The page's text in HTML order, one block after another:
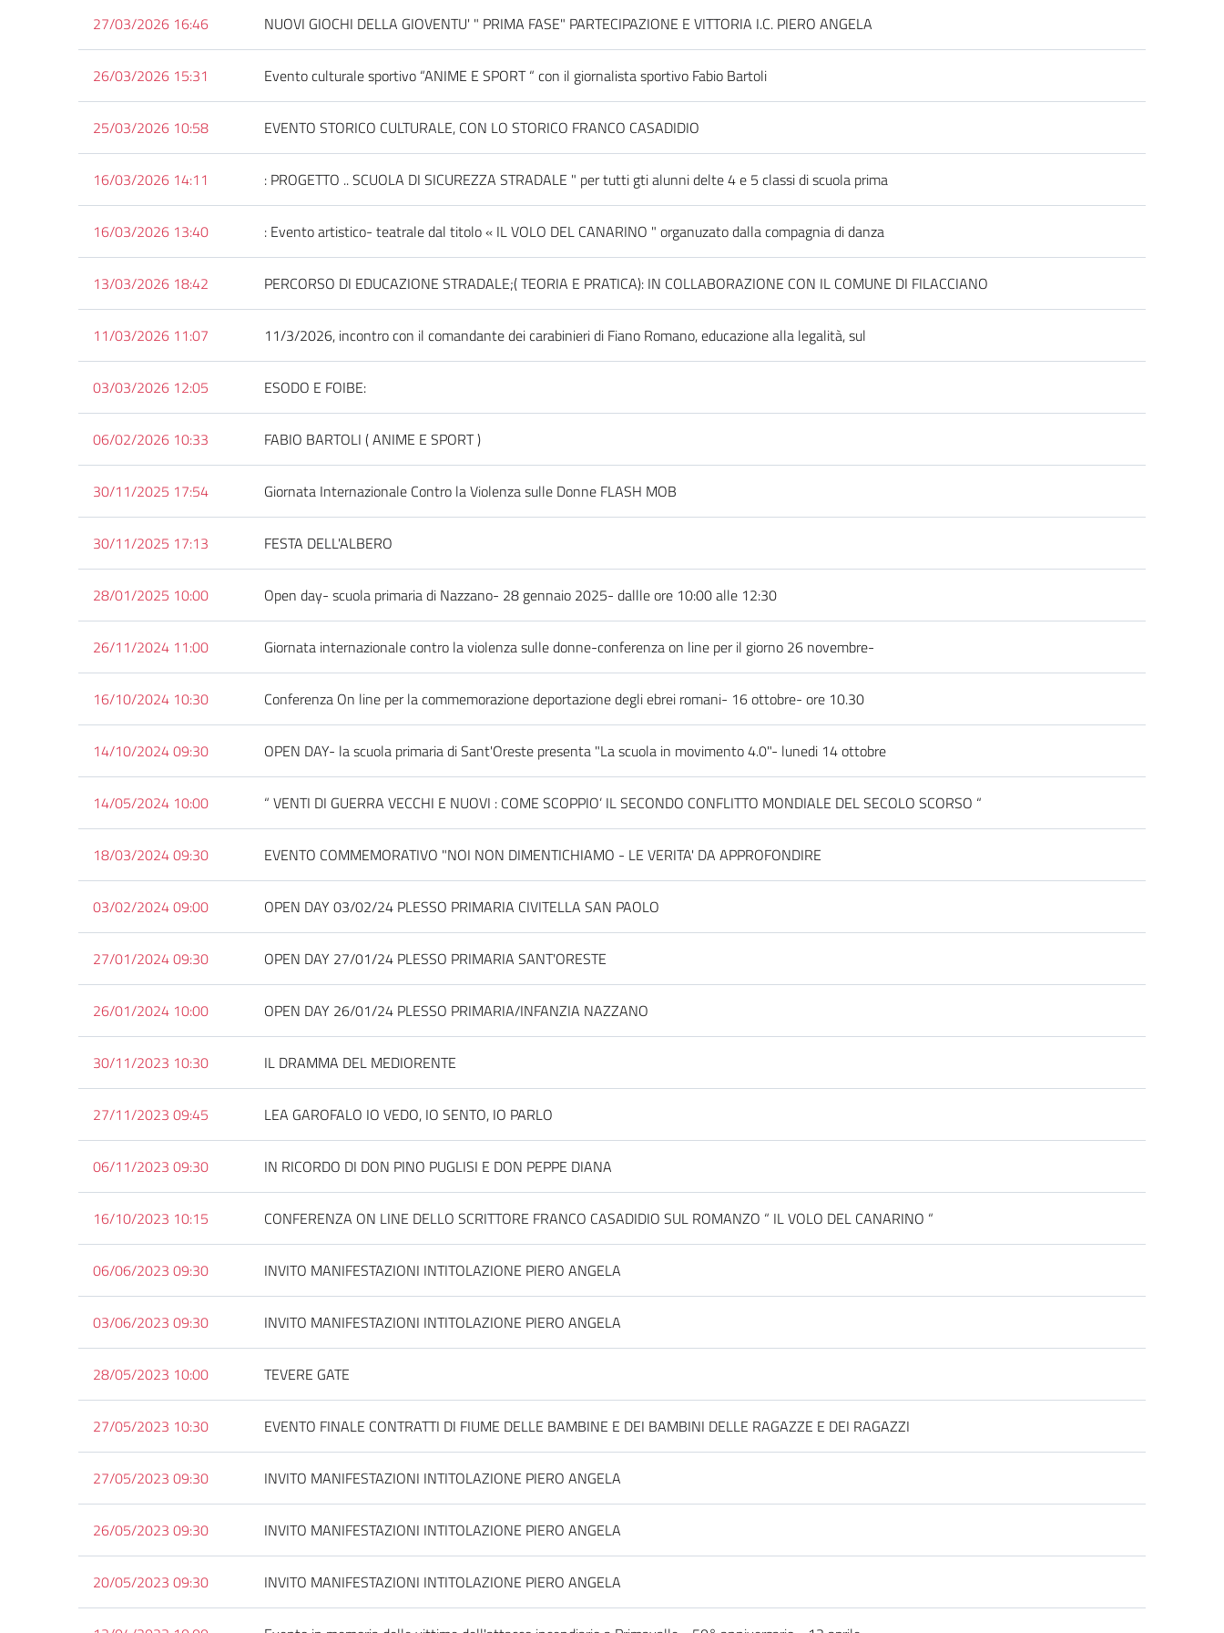
27/03/2026 16:46 NUOVI GIOCHI DELLA GIOVENTU' " PRIMA FASE" PARTECIPAZIONE E VITTORIA I.C. PIERO ANGELA
26/03/2026 15:31 Evento culturale sportivo “ANIME E SPORT “ con il giornalista sportivo Fabio Bartoli
25/03/2026 10:58 EVENTO STORICO CULTURALE, CON LO STORICO FRANCO CASADIDIO
16/03/2026 14:11 : PROGETTO .. SCUOLA DI SICUREZZA STRADALE " per tutti gti alunni delte 4 e 5 classi di scuola prima
16/03/2026 13:40 : Evento artistico- teatrale dal titolo « IL VOLO DEL CANARINO " organuzato dalla compagnia di danza
13/03/2026 18:42 PERCORSO DI EDUCAZIONE STRADALE;( TEORIA E PRATICA): IN COLLABORAZIONE CON IL COMUNE DI FILACCIANO
11/03/2026 11:07 11/3/2026, incontro con il comandante dei carabinieri di Fiano Romano, educazione alla legalità, sul
03/03/2026 12:05 ESODO E FOIBE:
06/02/2026 10:33 FABIO BARTOLI ( ANIME E SPORT )
30/11/2025 17:54 Giornata Internazionale Contro la Violenza sulle Donne FLASH MOB
30/11/2025 17:13 FESTA DELL'ALBERO
28/01/2025 10:00 Open day- scuola primaria di Nazzano- 28 gennaio 2025- dallle ore 10:00 alle 12:30
26/11/2024 11:00 Giornata internazionale contro la violenza sulle donne-conferenza on line per il giorno 26 novembre-
16/10/2024 10:30 Conferenza On line per la commemorazione deportazione degli ebrei romani- 16 ottobre- ore 10.30
14/10/2024 09:30 OPEN DAY- la scuola primaria di Sant'Oreste presenta "La scuola in movimento 4.0"- lunedi 14 ottobre
14/05/2024 10:00 “ VENTI DI GUERRA VECCHI E NUOVI : COME SCOPPIO’ IL SECONDO CONFLITTO MONDIALE DEL SECOLO SCORSO “
18/03/2024 09:30 EVENTO COMMEMORATIVO "NOI NON DIMENTICHIAMO - LE VERITA' DA APPROFONDIRE
03/02/2024 09:00 OPEN DAY 03/02/24 PLESSO PRIMARIA CIVITELLA SAN PAOLO
27/01/2024 09:30 OPEN DAY 27/01/24 PLESSO PRIMARIA SANT'ORESTE
26/01/2024 10:00 OPEN DAY 26/01/24 PLESSO PRIMARIA/INFANZIA NAZZANO
30/11/2023 10:30 IL DRAMMA DEL MEDIORENTE
27/11/2023 09:45 LEA GAROFALO IO VEDO, IO SENTO, IO PARLO
06/11/2023 09:30 IN RICORDO DI DON PINO PUGLISI E DON PEPPE DIANA
16/10/2023 10:15 CONFERENZA ON LINE DELLO SCRITTORE FRANCO CASADIDIO SUL ROMANZO “ IL VOLO DEL CANARINO “
06/06/2023 09:30 INVITO MANIFESTAZIONI INTITOLAZIONE PIERO ANGELA
03/06/2023 09:30 INVITO MANIFESTAZIONI INTITOLAZIONE PIERO ANGELA
28/05/2023 10:00 TEVERE GATE
27/05/2023 10:30 EVENTO FINALE CONTRATTI DI FIUME DELLE BAMBINE E DEI BAMBINI DELLE RAGAZZE E DEI RAGAZZI
27/05/2023 09:30 INVITO MANIFESTAZIONI INTITOLAZIONE PIERO ANGELA
26/05/2023 09:30 INVITO MANIFESTAZIONI INTITOLAZIONE PIERO ANGELA
20/05/2023 09:30 INVITO MANIFESTAZIONI INTITOLAZIONE PIERO ANGELA